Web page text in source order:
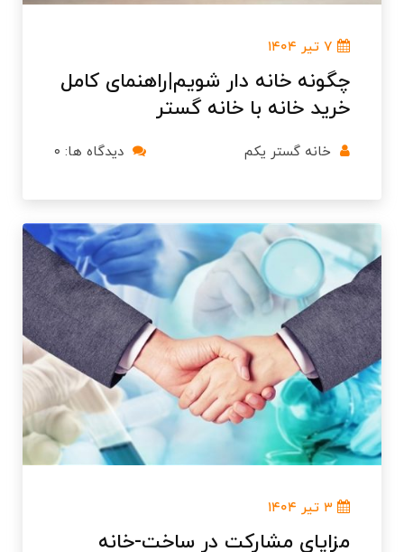
۷ تیر ۱۴۰۴
چگونه خانه دار شویم|راهنمای کامل
خرید خانه با خانه گستر
خانه گستر یکم دیدگاه ها: ۰
۳ تیر ۱۴۰۴
مزایای مشارکت در ساخت-خانه